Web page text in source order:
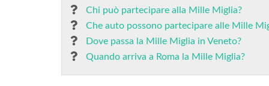
Chi può partecipare alla Mille Miglia?
Che auto possono partecipare alle Mille
Dove passa la Mille Miglia in Veneto?
Quando arriva a Roma la Mille Miglia?